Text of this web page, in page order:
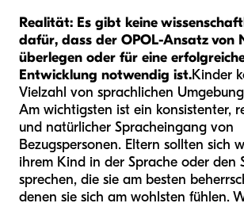
Realität: Es gibt keine
dafür, dass der OPOL-Ansatz von
überlegen oder für eine
Entwicklung notwendig ist.Kinder
Vielzahl von sprachlichen
Am wichtigsten ist ein konsistenter,
und natürlicher Spracheingang von
Bezugspersonen. Eltern sollten sich
ihrem Kind in der Sprache oder den
sprechen, die sie am besten
denen sie sich am wohlsten fühlen.